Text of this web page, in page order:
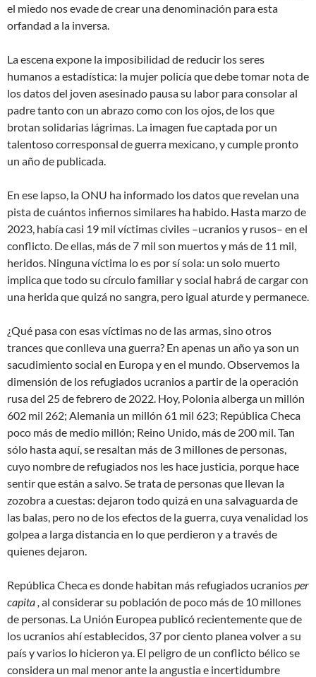
el miedo nos evade de crear una denominación para esta
orfandad a la inversa.
La escena expone la imposibilidad de reducir los seres
humanos a estadística: la mujer policía que debe tomar nota de
los datos del joven asesinado pausa su labor para consolar al
padre tanto con un abrazo como con los ojos, de los que
brotan solidarias lágrimas. La imagen fue captada por un
talentoso corresponsal de guerra mexicano, y cumple pronto
un año de publicada.
En ese lapso, la ONU ha informado los datos que revelan una
pista de cuántos infiernos similares ha habido. Hasta marzo de
2023, había casi 19 mil víctimas civiles –ucranios y rusos– en el
conflicto. De ellas, más de 7 mil son muertos y más de 11 mil,
heridos. Ninguna víctima lo es por sí sola: un solo muerto
implica que todo su círculo familiar y social habrá de cargar con
una herida que quizá no sangra, pero igual aturde y permanece.
¿Qué pasa con esas víctimas no de las armas, sino otros
trances que conlleva una guerra? En apenas un año ya son un
sacudimiento social en Europa y en el mundo. Observemos la
dimensión de los refugiados ucranios a partir de la operación
rusa del 25 de febrero de 2022. Hoy, Polonia alberga un millón
602 mil 262; Alemania un millón 61 mil 623; República Checa
poco más de medio millón; Reino Unido, más de 200 mil. Tan
sólo hasta aquí, se resaltan más de 3 millones de personas,
cuyo nombre de refugiados nos les hace justicia, porque hace
sentir que están a salvo. Se trata de personas que llevan la
zozobra a cuestas: dejaron todo quizá en una salvaguarda de
las balas, pero no de los efectos de la guerra, cuya venalidad los
golpea a larga distancia en lo que perdieron y a través de
quienes dejaron.
República Checa es donde habitan más refugiados ucraniosper
capita, al considerar su población de poco más de 10 millones
de personas. La Unión Europea publicó recientemente que de
los ucranios ahí establecidos, 37 por ciento planea volver a su
país y varios lo hicieron ya. El peligro de un conflicto bélico se
considera un mal menor ante la angustia e incertidumbre